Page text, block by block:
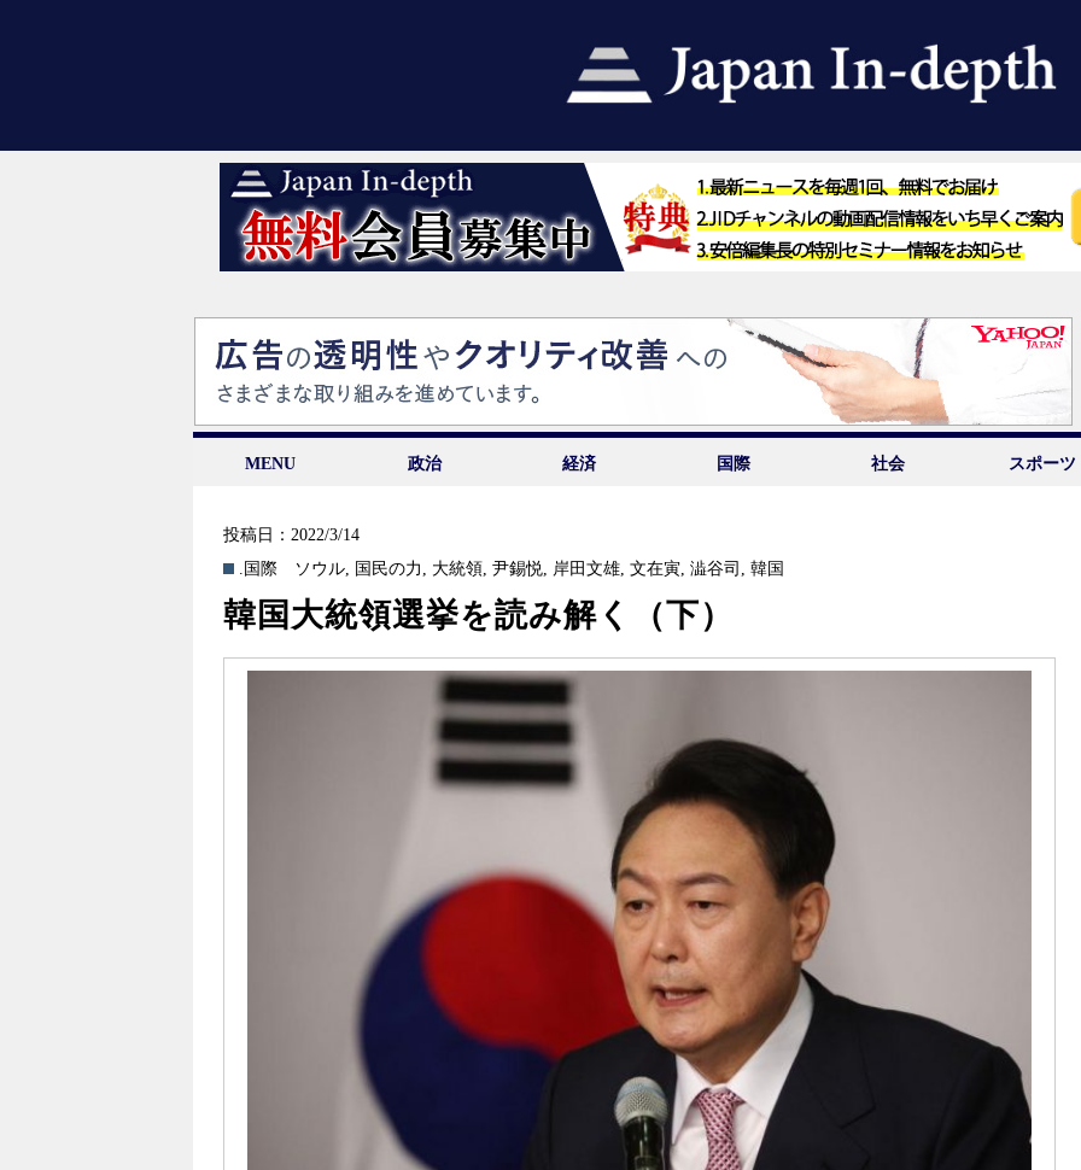
MENU 政治 経済 国際 社会 スポーツ
投稿日：2022/3/14
.国際
ソウル, 国民の力 , 大統領,尹錫悦, 岸田文雄,文在寅,澁谷司 ,韓国
韓国大統領選挙を読み解く（下）